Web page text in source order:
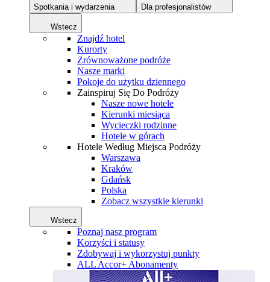
Spotkania i wydarzenia Dla profesjonalistów
Wstecz
Znajdź hotel
Kurorty
Zrównoważone podróże
Nasze marki
Pokoje do użytku dziennego
Zainspiruj Się Do Podróży
Nasze nowe hotele
Kierunki miesiąca
Wycieczki rodzinne
Hotele w górach
Hotele Według Miejsca Podróży
Warszawa
Kraków
Gdańsk
Polska
Zobacz wszystkie kierunki
Wstecz
Poznaj nasz program
Korzyści i statusy
Zdobywaj i wykorzystuj punkty
ALL Accor+ Abonamenty